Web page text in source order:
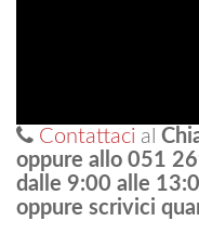
Contattaci al
oppure allo 051
dalle 9:00 alle
oppure scrivici